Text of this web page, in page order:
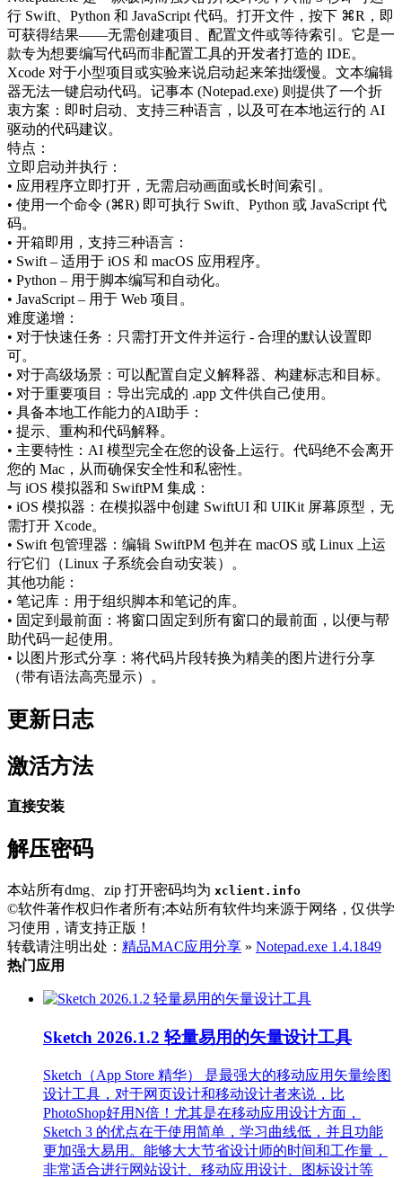
行 Swift、Python 和 JavaScript 代码。打开文件，按下 ⌘R，即
可获得结果——无需创建项目、配置文件或等待索引。它是一
款专为想要编写代码而非配置工具的开发者打造的 IDE。
Xcode 对于小型项目或实验来说启动起来笨拙缓慢。文本编辑
器无法一键启动代码。记事本 (Notepad.exe) 则提供了一个折
衷方案：即时启动、支持三种语言，以及可在本地运行的 AI
驱动的代码建议。
特点：
立即启动并执行：
• 应用程序立即打开，无需启动画面或长时间索引。
• 使用一个命令 (⌘R) 即可执行 Swift、Python 或 JavaScript 代
码。
• 开箱即用，支持三种语言：
• Swift – 适用于 iOS 和 macOS 应用程序。
• Python – 用于脚本编写和自动化。
• JavaScript – 用于 Web 项目。
难度递增：
• 对于快速任务：只需打开文件并运行 - 合理的默认设置即
可。
• 对于高级场景：可以配置自定义解释器、构建标志和目标。
• 对于重要项目：导出完成的 .app 文件供自己使用。
• 具备本地工作能力的AI助手：
• 提示、重构和代码解释。
• 主要特性：AI 模型完全在您的设备上运行。代码绝不会离开
您的 Mac，从而确保安全性和私密性。
与 iOS 模拟器和 SwiftPM 集成：
• iOS 模拟器：在模拟器中创建 SwiftUI 和 UIKit 屏幕原型，无
需打开 Xcode。
• Swift 包管理器：编辑 SwiftPM 包并在 macOS 或 Linux 上运
行它们（Linux 子系统会自动安装）。
其他功能：
• 笔记库：用于组织脚本和笔记的库。
• 固定到最前面：将窗口固定到所有窗口的最前面，以便与帮
助代码一起使用。
• 以图片形式分享：将代码片段转换为精美的图片进行分享
（带有语法高亮显示）。
更新日志
激活方法
直接安装
解压密码
本站所有dmg、zip 打开密码均为 xclient.info
©软件著作权归作者所有;本站所有软件均来源于网络，仅供学
习使用，请支持正版！
转载请注明出处： 精品MAC应用分享 » Notepad.exe 1.4.1849
热门应用
Sketch 2026.1.2 轻量易用的矢量设计工具
Sketch（App Store 精华） 是最强大的移动应用矢量绘图
设计工具，对于网页设计和移动设计者来说，比
PhotoShop好用N倍！尤其是在移动应用设计方面，
Sketch 3 的优点在于使用简单，学习曲线低，并且功能
更加强大易用。能够大大节省设计师的时间和工作量，
非常适合进行网站设计、移动应用设计、图标设计等